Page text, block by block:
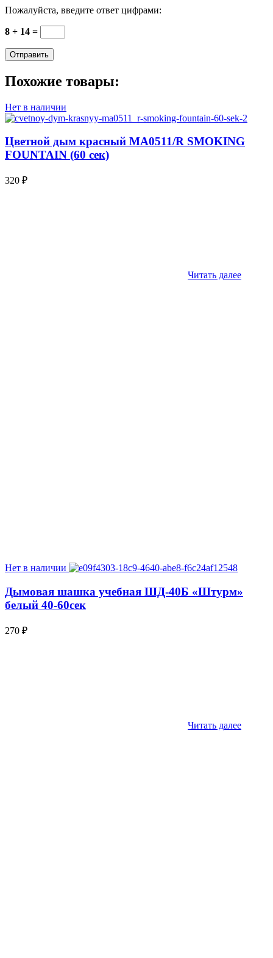
Пожалуйста, введите ответ цифрами:
8 + 14 =
Похожие товары:
Нет в наличии
Цветной дым красный MA0511/R SMOKING
FOUNTAIN (60 сек)
320 ₽
Читать далее
Нет в наличии
Дымовая шашка учебная ШД-40Б «Штурм»
белый 40-60сек
270 ₽
Читать далее